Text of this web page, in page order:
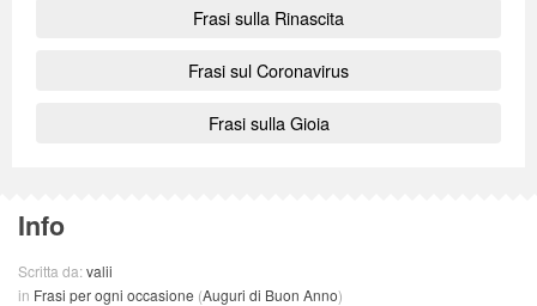
Frasi sulla Rinascita
Frasi sul Coronavirus
Frasi sulla Gioia
Info
Scritta da:valii
in Frasi per ogni occasione (Auguri di Buon Anno)